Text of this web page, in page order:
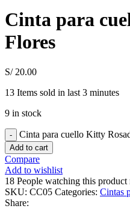
Cinta para
Flores
S/20.00
13 Items sold in last 3 minutes
9 in stock
Cinta para cuello Kitty
Add to cart
Compare
Add to wishlist
18 People watching this product
SKU: CC05 Categories: Cintas
Share: